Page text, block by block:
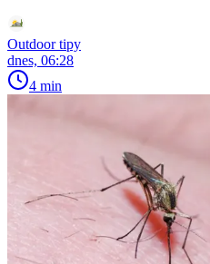
Outdoor tipy
dnes, 06:28
4 min